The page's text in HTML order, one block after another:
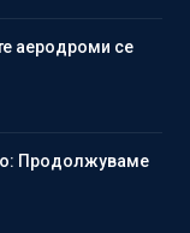
аеродроми се
Продолжуваме